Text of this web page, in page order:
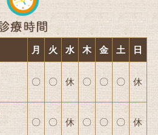
月 火 水 木 金 土 日
〇 〇 休 〇 〇 〇 休
〇 〇 休 〇 〇 〇 休